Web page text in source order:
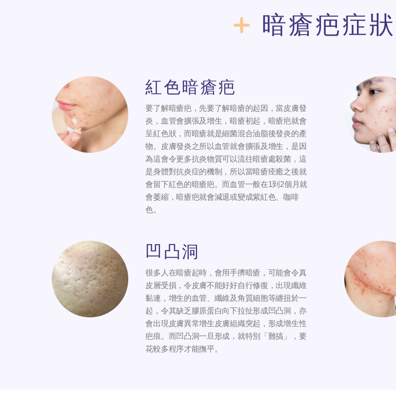
暗瘡疤症狀
紅色暗瘡疤
要了解暗瘡疤，先要了解暗瘡的起因，當皮膚發
炎，血管會擴張及增生，暗瘡初起，暗瘡疤就會
呈紅色狀，而暗瘡就是細菌混合油脂後發炎的產
物。皮膚發炎之所以血管就會擴張及增生，是因
為這會令更多抗炎物質可以流往暗瘡處殺菌，這
是身體對抗炎症的機制，所以當暗瘡痊癒之後就
會留下紅色的暗瘡疤。而血管一般在1到2個月就
會萎縮，暗瘡疤就會減退或變成紫紅色、咖啡
色。
凹凸洞
很多人在暗瘡起時，會用手擠暗瘡，可能會令真
皮層受損，令皮膚不能好好自行修復，出現纖維
黏連，增生的血管、纖維及角質細胞等纏扭於一
起，令其缺乏膠原蛋白向下拉扯形成凹凸洞，亦
會出現皮膚異常增生皮膚組織突起，形成增生性
疤痕。而凹凸洞一旦形成，就特別「難搞」，要
花較多程序才能撫平。